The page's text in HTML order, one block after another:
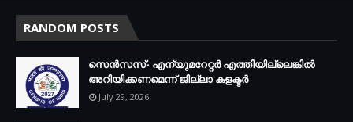
RANDOM POSTS
സെന്‍സസ്- എന്യുമറേറ്റര്‍ എത്തിയില്ലെങ്കില്‍
അറിയിക്കണമെന്ന് ജില്ലാ കളക്ടര്‍
July 29, 2026